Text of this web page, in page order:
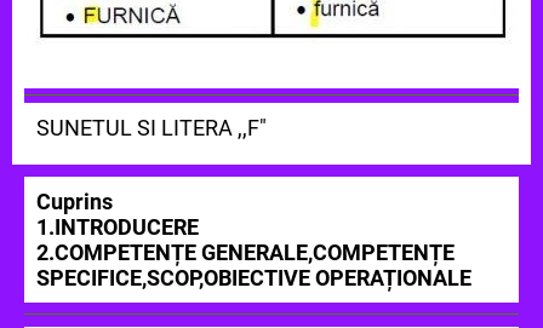
SUNETUL SI LITERA ,,F"
Cuprins
1.INTRODUCERE
2.COMPETENȚE GENERALE,COMPETENȚE
SPECIFICE,SCOP,OBIECTIVE OPERAȚIONALE